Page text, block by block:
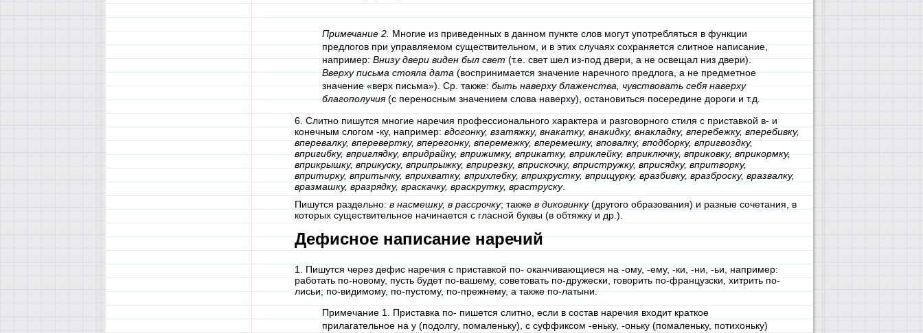
Примечание 2.Многие из приведенных в данном пункте слов могут употребляться в функции
предлогов при управляемом существительном, и в этих случаях сохраняется слитное написание,
например:Внизу двери виден был свет(т.е. свет шел из-под двери, а не освещал низ двери).
Вверху письма стояла дата(воспринимается значение наречного предлога, а не предметное
значение «верх письма»). Ср. также:быть наверху блаженства, чувствовать себя наверху
благополучия(с переносным значением слова наверху), остановиться посередине дороги и т.д.
6. Слитно пишутся многие наречия профессионального характера и разговорного стиля с приставкой в- и
конечным слогом -ку, например: вдогонку, взатяжку, внакатку, внакидку, внакладку, вперебежку, вперебивку,
вперевалку, вперевертку, вперегонку, вперемежку, вперемешку, вповалку, вподборку, впригвоздку,
впригибку, вприглядку, впридрайку, вприжимку, вприкатку, вприклейку, вприключку, вприковку, вприкормку,
вприкрышку, вприкуску, вприпрыжку, вприрезку, вприскочку, впристружку, вприсядку, впритворку,
впритирку, впритычку, вприхватку, вприхлебку, вприхрустку, вприщурку, вразбивку, вразброску, вразвалку,
вразмашку, вразрядку, враскачку, враскрутку, враструску.
Пишутся раздельно: в насмешку, в рассрочку; также в диковинку(другого образования) и разные сочетания, в
которых существительное начинается с гласной буквы (в обтяжку и др.).
Дефисное написание наречий
1. Пишутся через дефис наречия с приставкой по- оканчивающиеся на -ому, -ему, -ки, -ни, -ьи, например:
работать по-новому, пусть будет по-вашему, советовать по-дружески, говорить по-французски, хитрить по-
лисьи; по-видимому, пo-пустому, по-прежнему, а также пo-латыни.
Примечание 1. Приставка по- пишется слитно, если в состав наречия входит краткое
прилагательное на у (подолгу, помаленьку), с суффиксом -еньку, -оньку (помаленьку, потихоньку)